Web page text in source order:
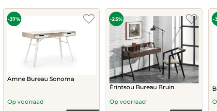
-37%
Amne Bureau Sonoma
Op voorraad
-25%
Érintsou Bureau Bruin
Op voorraad
-